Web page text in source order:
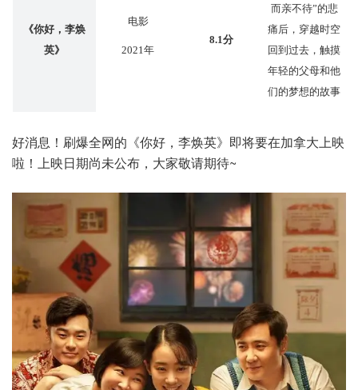
《你好，李焕
英》
电影
2021年
8.1分
而亲不待”的悲
痛后，穿越时空
回到过去，触摸
年轻的父母和他
们的梦想的故事
好消息！刷爆全网的《你好，李焕英》即将要在加拿大上映
啦！上映日期尚未公布，大家敬请期待~